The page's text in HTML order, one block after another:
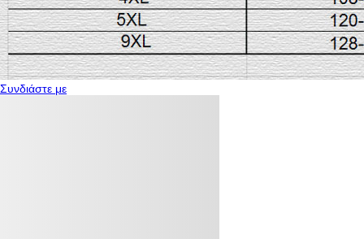
Συνδιάστε με